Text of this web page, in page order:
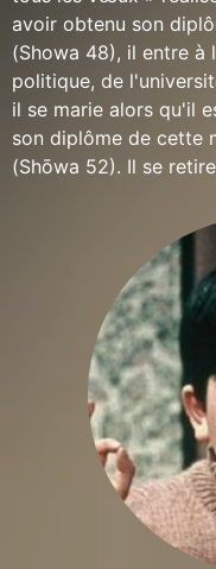
avoir obtenu son
(Showa 48), il entre
politique, de
il se marie alors qu'il
son diplôme de cette
(Shōwa 52). Il se